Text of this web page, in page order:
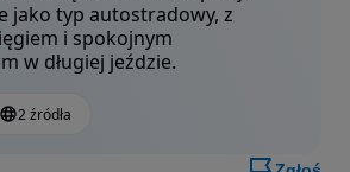
jako typ autostradowy, z
i spokojnym
w długiej jeździe.
2 źródła